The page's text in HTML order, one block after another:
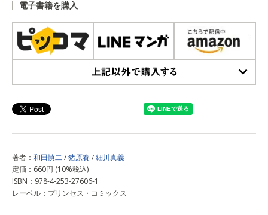
電子書籍を購入
著者： 和田慎二/猪原賽 /細川真義
定価：660円 (10%税込)
ISBN：978-4-253-27606-1
レーベル：プリンセス・コミックス